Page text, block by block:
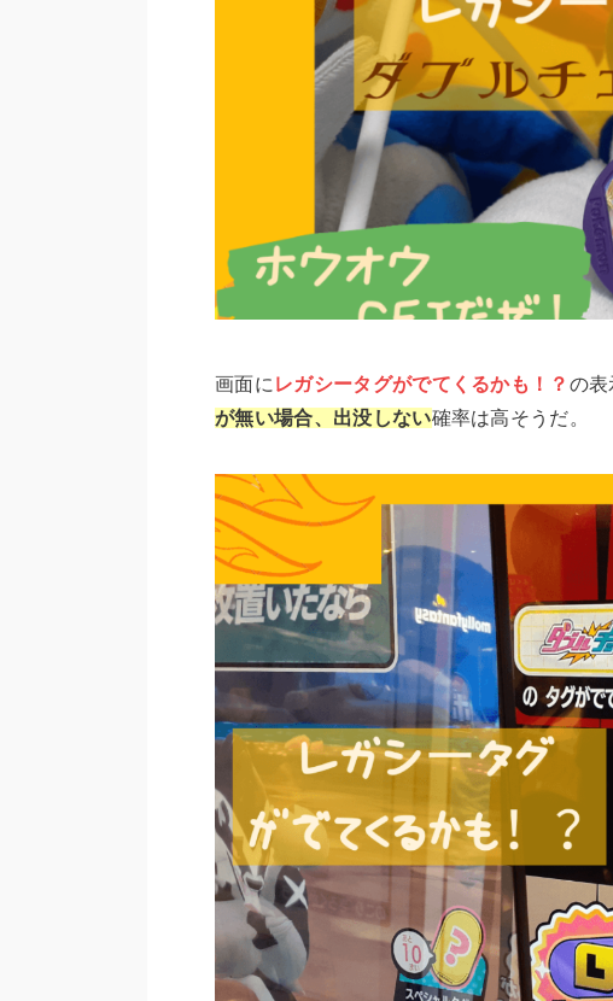
画面に レガシータグがでてくるかも！？ の表
が無い場合、出没しない確率は高そうだ。